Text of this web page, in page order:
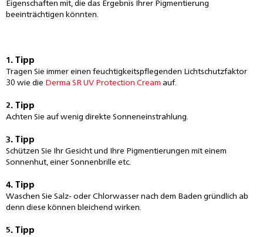
Eigenschaften mit, die das Ergebnis Ihrer Pigmentierung
beeinträchtigen könnten.
1. Tipp
Tragen Sie immer einen feuchtigkeitspflegenden Lichtschutzfaktor
30 wie die Derma SR UV Protection Cream auf.
2. Tipp
Achten Sie auf wenig direkte Sonneneinstrahlung.
3. Tipp
Schützen Sie Ihr Gesicht und Ihre Pigmentierungen mit einem
Sonnenhut, einer Sonnenbrille etc.
4. Tipp
Waschen Sie Salz- oder Chlorwasser nach dem Baden gründlich ab
denn diese können bleichend wirken.
5. Tipp